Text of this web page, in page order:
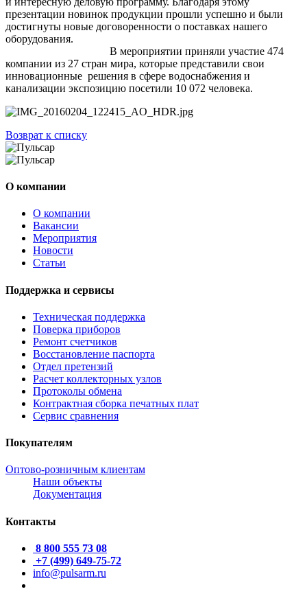
презентации новинок продукции прошли успешно и были
достигнуты новые договоренности о поставках нашего
оборудования.
В мероприятии приняли участие 474
компании из 27 стран мира, которые представили свои
инновационные решения в сфере водоснабжения и
канализации экспозицию посетили 10 072 человека.
Возврат к списку
О компании
О компании
Вакансии
Мероприятия
Новости
Статьи
Поддержка и сервисы
Техническая поддержка
Поверка приборов
Ремонт счетчиков
Восстановление паспорта
Отдел претензий
Расчет коллекторных узлов
Протоколы обмена
Контрактная сборка печатных плат
Сервис сравнения
Покупателям
Оптово-розничным клиентам
Наши объекты
Документация
Контакты
8 800 555 73 08
+7 (499) 649-75-72
info@pulsarm.ru